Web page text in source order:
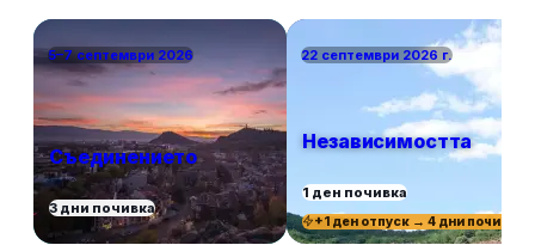
5–7 септември 2026
Съединението
3 дни почивка
22 септември 2026 г.
Независимостта
1 ден почивка
+1 ден отпуск → 4 дни почивка